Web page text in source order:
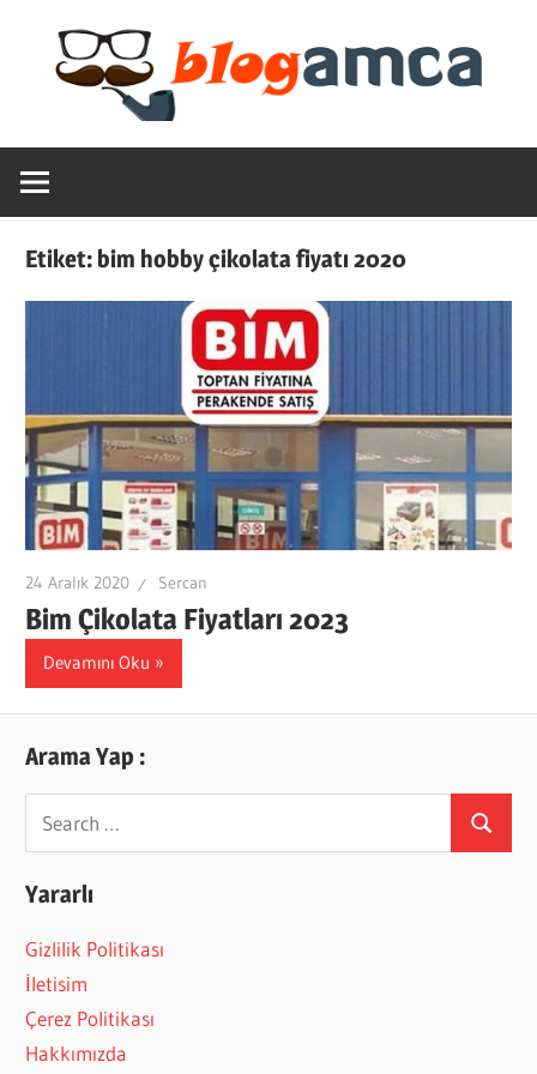
content
Blogamca
2025
Haber,
Blogların
Amcası
Etiket: bim hobby çikolata fiyatı 2020
24 Aralık 2020 Sercan
Bim Çikolata Fiyatları 2023
Devamını Oku
Arama Yap :
Search
for:
Search
Yararlı
Gizlilik Politikası
İletisim
Çerez Politikası
Hakkımızda